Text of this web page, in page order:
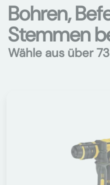
Bohren,
Stemmen
Wähle aus über